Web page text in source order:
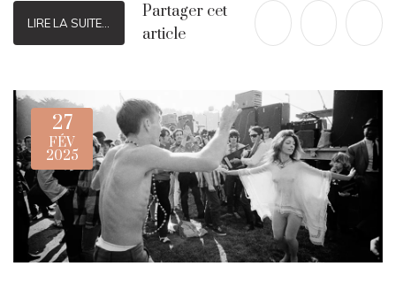
LIRE LA SUITE...
Partager cet
article
27
FÉV
2025